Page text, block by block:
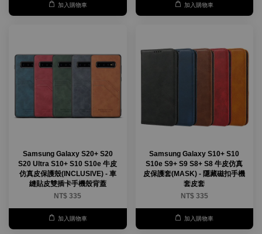
加入購物車 加入購物車
Samsung Galaxy S20+ S20
S20 Ultra S10+ S10 S10e 牛皮
仿真皮保護殼(INCLUSIVE) - 車
縫貼皮雙插卡手機殼背蓋
NT$ 335
加入購物車
Samsung Galaxy S10+ S10
S10e S9+ S9 S8+ S8 牛皮仿真
皮保護套(MASK) - 隱藏磁扣手機
套皮套
NT$ 335
加入購物車